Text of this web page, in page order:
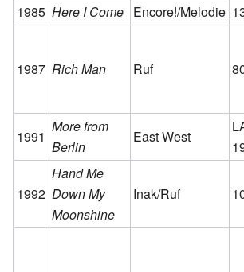
1985 Here I Come Encore!/Melodie
1987 Rich Man Ruf
1991
More from
Berlin
East West
1992
Hand Me
Down My
Moonshine
Inak/Ruf